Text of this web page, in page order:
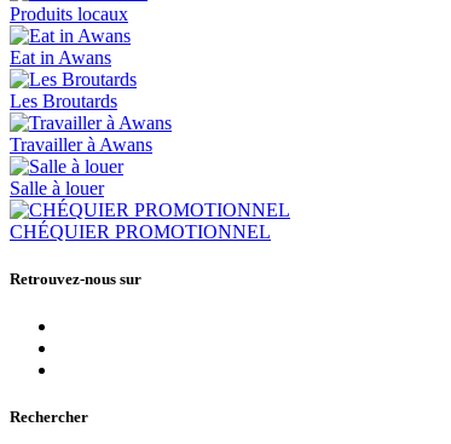
Produits locaux
Eat in Awans
Les Broutards
Travailler à Awans
Salle à louer
CHÉQUIER PROMOTIONNEL
Retrouvez-nous sur
Rechercher